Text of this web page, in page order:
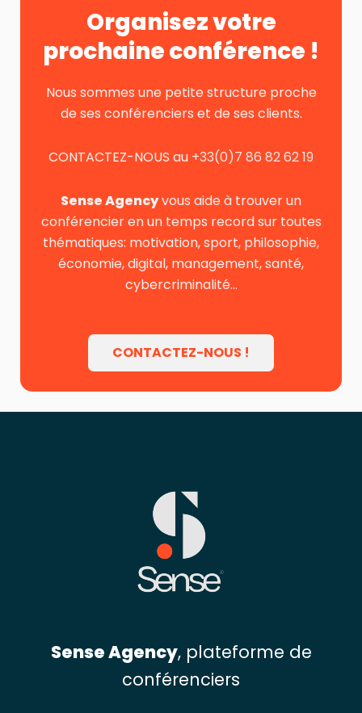
Organisez votre
prochaine conférence !
Nous sommes une petite structure proche
de ses conférenciers et de ses clients.
CONTACTEZ-NOUS au +33(0)7 86 82 62 19
Sense Agencyvous aide à trouver un
conférencier en un temps record sur toutes
thématiques: motivation, sport, philosophie,
économie, digital, management, santé,
cybercriminalité…
CONTACTEZ-NOUS !
Sense Agency, plateforme de
conférenciers